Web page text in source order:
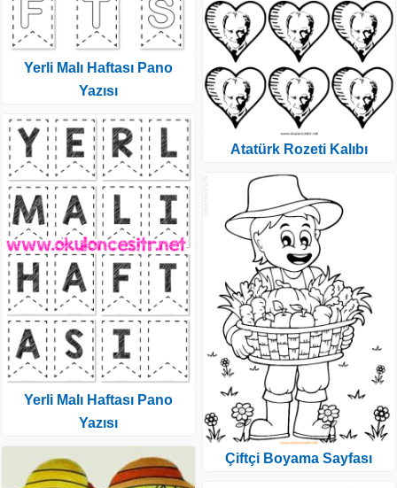
Yerli Malı Haftası Pano
Yazısı
Yerli Malı Haftası Pano
Yazısı
Atatürk Rozeti Kalıbı
Çiftçi Boyama Sayfası